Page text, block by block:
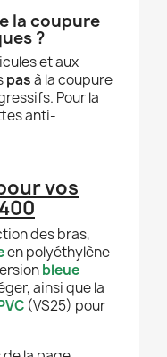
la coupure
?
et aux
pasà la coupure
Pour la
anti-
vos
des bras,
en polyéthylène
bleue
ainsi que la
(VS25) pour